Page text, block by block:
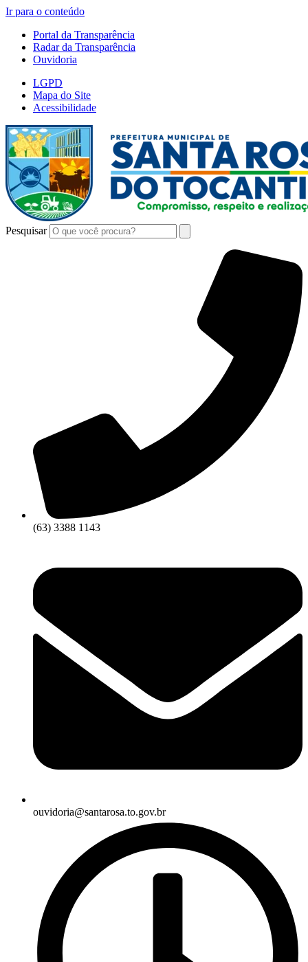
Ir para o conteúdo
Portal da Transparência
Radar da Transparência
Ouvidoria
LGPD
Mapa do Site
Acessibilidade
Pesquisar
(63) 3388 1143
ouvidoria@santarosa.to.gov.br